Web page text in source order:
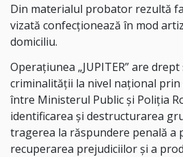
Din materialul probator rezultă
vizată confecţionează în mod
domiciliu.
Operațiunea „JUPITER” are
criminalității la nivel național
între Ministerul Public și Poliția
identificarea și destructurarea
tragerea la răspundere penală a
recuperarea prejudiciilor și a